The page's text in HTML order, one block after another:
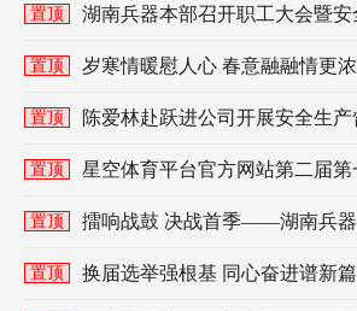
置顶
湖南兵器本部召开职工大会暨安
质量发展新篇章
置顶
岁寒情暖慰人心 春意融融情更
置顶
陈爱林赴跃进公司开展安全生产
置顶
星空体育平台官方网站第二届第
置顶
擂响战鼓 决战首季——湖南兵
置顶
换届选举强根基 同心奋进谱新篇